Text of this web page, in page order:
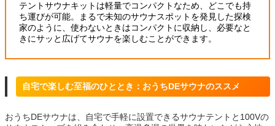
テントサウナキットは軽量でコンパクトなため、どこでも持
ち運びが可能。まるで未知のサウナスポットを発見した探検
家のように、使わないときはコンパクトに収納し、必要なと
きにサッと広げてサウナを楽しむことができます。
自宅で楽しむ至福のひととき：おうちDEサウナのススメ
おうちDEサウナは、自宅で手軽に設置できるサウナテントと100Vの